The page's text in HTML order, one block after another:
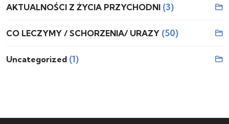
AKTUALNOŚCI Z ŻYCIA PRZYCHODNI (3)
CO LECZYMY / SCHORZENIA/ URAZY (50)
Uncategorized (1)